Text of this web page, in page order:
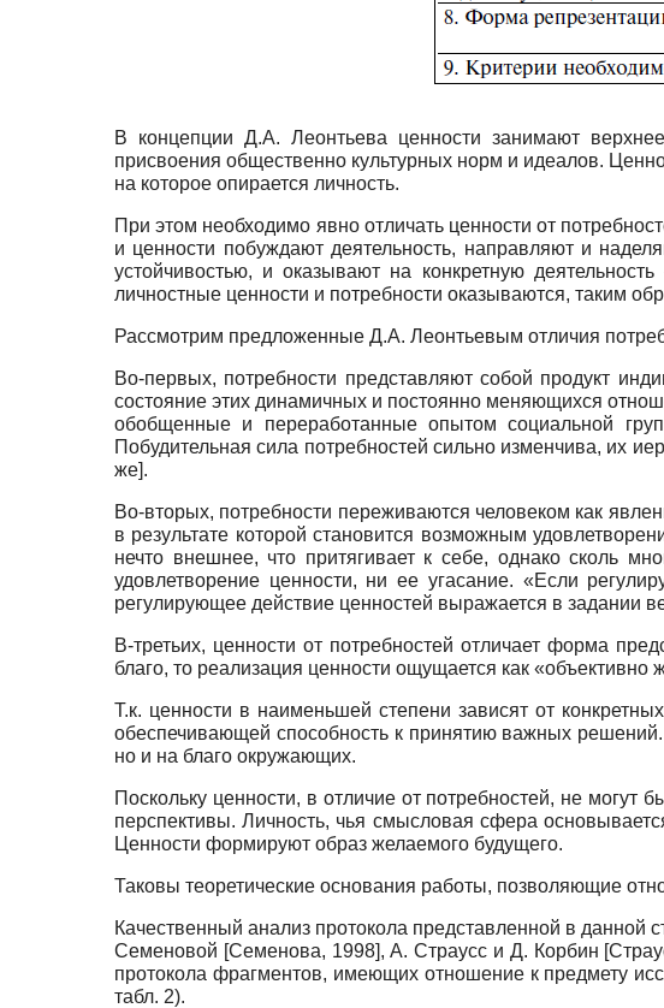
В концепции Д.А. Леонтьева ценности занимают
присвоения общественно культурных норм и идеалов.
на которое опирается личность.
При этом необходимо явно отличать ценности от
и ценности побуждают деятельность, направляют и
устойчивостью, и оказывают на конкретную
личностные ценности и потребности оказываются, таким
Рассмотрим предложенные Д.А. Леонтьевым отличия
Во-первых, потребности представляют собой продукт
состояние этих динамичных и постоянно меняющихся
обобщенные и переработанные опытом социальной
Побудительная сила потребностей сильно изменчива, их
же].
Во-вторых, потребности переживаются человеком как
в результате которой становится возможным
нечто внешнее, что притягивает к себе, однако сколь
удовлетворение ценности, ни ее угасание. «Если
регулирующее действие ценностей выражается в задании
В-третьих, ценности от потребностей отличает форма
благо, то реализация ценности ощущается как
Т.к. ценности в наименьшей степени зависят от
обеспечивающей способность к принятию важных решений.
но и на благо окружающих.
Поскольку ценности, в отличие от потребностей, не
перспективы. Личность, чья смысловая сфера
Ценности формируют образ желаемого будущего.
Таковы теоретические основания работы, позволяющие
Качественный анализ протокола представленной в данной
Семеновой [Семенова, 1998], А. Страусс и Д. Корбин
протокола фрагментов, имеющих отношение к предмету
табл. 2).